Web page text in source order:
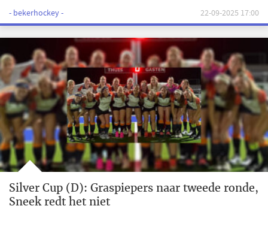
- bekerhockey - 22-09-2025 17:00
Silver Cup (D): Graspiepers naar tweede ronde,
Sneek redt het niet